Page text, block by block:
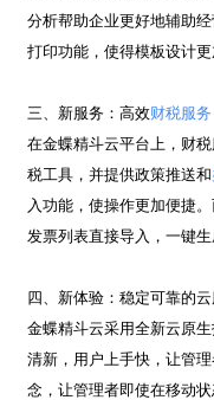
分析帮助企业更好地辅助
打印功能，使得模板设计更
三、新服务：高效财税服务
在金蝶精斗云平台上，财
税工具，并提供政策推送和
入功能，使操作更加便捷
发票列表直接导入，一键
四、新体验：稳定可靠的
金蝶精斗云采用全新云原
清新，用户上手快，让管
念，让管理者即使在移动